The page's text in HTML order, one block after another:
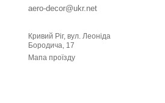
aero-decor@ukr.net
Кривий Ріг, вул. Леоніда
Бородича, 17
Мапа проїзду